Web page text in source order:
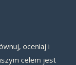
oceniaj i
celem jest